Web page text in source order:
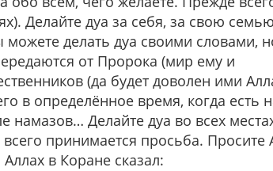
Делайте дуа за себя, за свою
делать дуа своими словами,
от Пророка (мир ему и
(да будет доволен ими
в определённое время, когда есть
намазов… Делайте дуа во всех
принимается просьба. Просите
в Коране сказал: